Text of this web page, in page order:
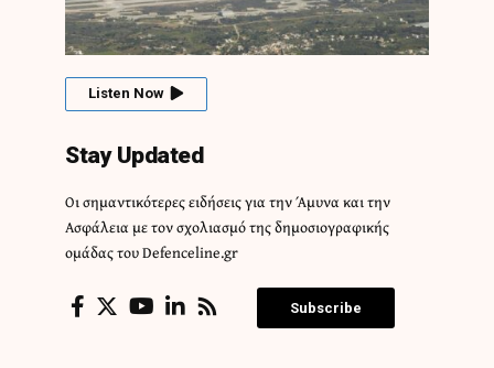
Listen Now
Stay Updated
Οι σημαντικότερες ειδήσεις για την Άμυνα και την
Ασφάλεια με τον σχολιασμό της δημοσιογραφικής
ομάδας του Defenceline.gr
Subscribe